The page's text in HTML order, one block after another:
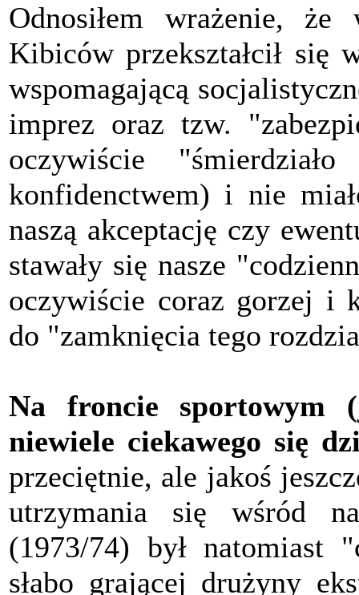
Odnosiłem wrażenie,
Kibiców przekształcił się
wspomagającą
imprez oraz tzw.
oczywiście
konfidenctwem) i nie
naszą akceptację czy
stawały się nasze
oczywiście coraz gorzej i
do "zamknięcia tego
Na froncie sportowym
niewiele ciekawego się
przeciętnie, ale jakoś
utrzymania się wśród
(1973/74) był natomiast
słabo grającej drużyny